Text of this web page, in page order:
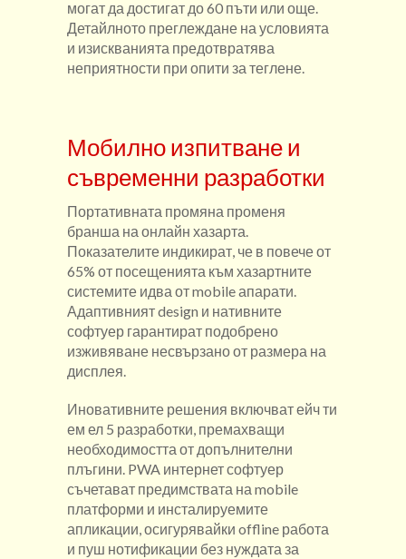
могат да достигат до 60 пъти или още.
Детайлното преглеждане на условията
и изискванията предотвратява
неприятности при опити за теглене.
Мобилно изпитване и
съвременни разработки
Портативната промяна променя
бранша на онлайн хазарта.
Показателите индикират, че в повече от
65% от посещенията към хазартните
системите идва от mobile апарати.
Адаптивният design и нативните
софтуер гарантират подобрено
изживяване несвързано от размера на
дисплея.
Иновативните решения включват ейч ти
ем ел 5 разработки, премахващи
необходимостта от допълнителни
плъгини. PWA интернет софтуер
съчетават предимствата на mobile
платформи и инсталируемите
апликации, осигурявайки offline работа
и пуш нотификации без нуждата за